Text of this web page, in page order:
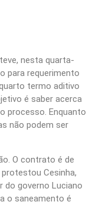
nesta quarta-
para requerimento
termo aditivo
é saber acerca
processo. Enquanto
não podem ser
O contrato é de
protestou Cesinha,
do governo Luciano
o saneamento é